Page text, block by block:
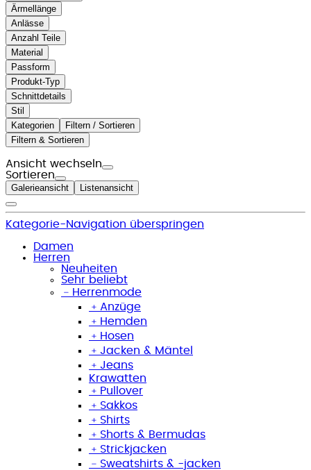
Ärmellänge
Anlässe
Anzahl Teile
Material
Passform
Produkt-Typ
Schnittdetails
Stil
Kategorien
Filtern / Sortieren
Filtern & Sortieren
Ansicht wechseln
Sortieren
Galerieansicht Listenansicht
Kategorie-Navigation überspringen
Damen
Herren
Neuheiten
Sehr beliebt
﹣ Herrenmode
﹢ Anzüge
﹢ Hemden
﹢ Hosen
﹢ Jacken & Mäntel
﹢ Jeans
Krawatten
﹢ Pullover
﹢ Sakkos
﹢ Shirts
﹢ Shorts & Bermudas
﹢ Strickjacken
﹣ Sweatshirts & -jacken